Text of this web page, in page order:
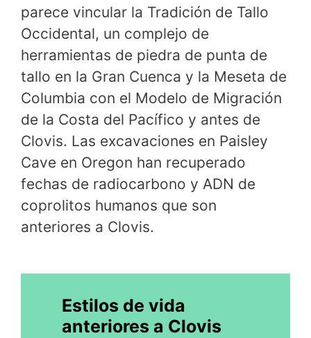
parece vincular la Tradición de Tallo
Occidental, un complejo de
herramientas de piedra de punta de
tallo en la Gran Cuenca y la Meseta de
Columbia con el Modelo de Migración
de la Costa del Pacífico y antes de
Clovis. Las excavaciones en Paisley
Cave en Oregon han recuperado
fechas de radiocarbono y ADN de
coprolitos humanos que son
anteriores a Clovis.
Estilos de vida
anteriores a Clovis